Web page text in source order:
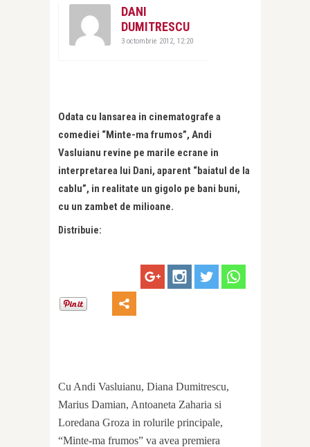
DANI
DUMITRESCU
3 octombrie 2012, 12:20
Odata cu lansarea in cinematografe a
comediei “Minte-ma frumos”, Andi
Vasluianu revine pe marile ecrane in
interpretarea lui Dani, aparent “baiatul de la
cablu”, in realitate un gigolo pe bani buni,
cu un zambet de milioane.
Distribuie:
Cu Andi Vasluianu, Diana Dumitrescu,
Marius Damian, Antoaneta Zaharia si
Loredana Groza in rolurile principale,
“Minte-ma frumos” va avea premiera